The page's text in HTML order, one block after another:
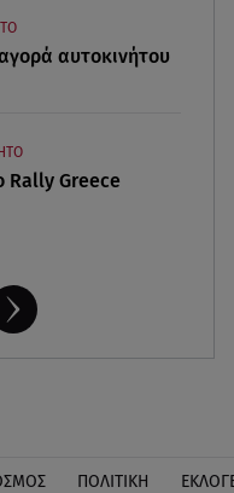
15χρονης
αυτοκινήτου
Rally Greece
ΠΟΛΙΤΙΚΗ